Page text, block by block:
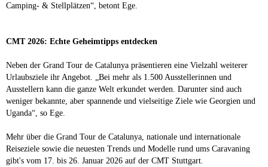
Camping- & Stellplätzen“, betont Ege.
CMT 2026: Echte Geheimtipps entdecken
Neben der Grand Tour de Catalunya präsentieren eine Vielzahl weiterer
Urlaubsziele ihr Angebot. „Bei mehr als 1.500 Ausstellerinnen und
Ausstellern kann die ganze Welt erkundet werden. Darunter sind auch
weniger bekannte, aber spannende und vielseitige Ziele wie Georgien und
Uganda“, so Ege.
Mehr über die Grand Tour de Catalunya, nationale und internationale
Reiseziele sowie die neuesten Trends und Modelle rund ums Caravaning
gibt's vom 17. bis 26. Januar 2026 auf der CMT Stuttgart.